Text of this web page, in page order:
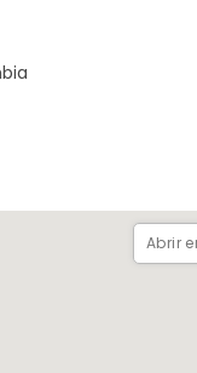
con la fauna:
natural. Estaciones
reunidas en
Abrir